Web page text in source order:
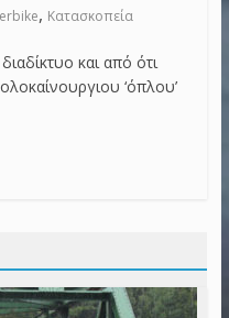
, Κατασκοπεία
και από ότι
‘όπλου’